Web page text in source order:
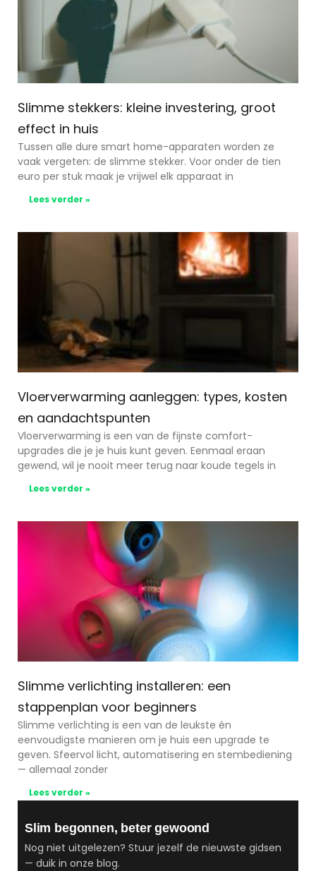
Slimme stekkers: kleine investering, groot
effect in huis
Tussen alle dure smart home-apparaten worden ze
vaak vergeten: de slimme stekker. Voor onder de tien
euro per stuk maak je vrijwel elk apparaat in
Lees verder »
Vloerverwarming aanleggen: types, kosten
en aandachtspunten
Vloerverwarming is een van de fijnste comfort-
upgrades die je je huis kunt geven. Eenmaal eraan
gewend, wil je nooit meer terug naar koude tegels in
Lees verder »
Slimme verlichting installeren: een
stappenplan voor beginners
Slimme verlichting is een van de leukste én
eenvoudigste manieren om je huis een upgrade te
geven. Sfeervol licht, automatisering en stembediening
— allemaal zonder
Lees verder »
Slim begonnen, beter gewoond
Nog niet uitgelezen? Stuur jezelf de nieuwste gidsen
— duik in onze blog.